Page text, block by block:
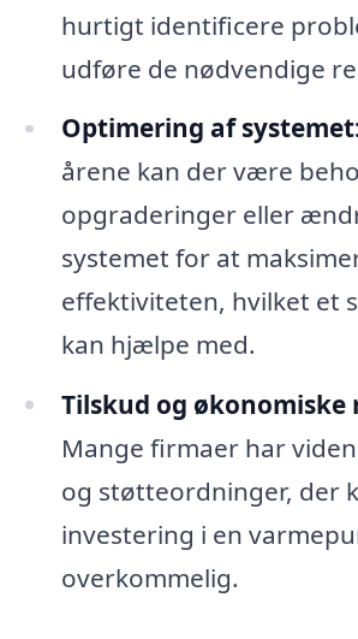
hurtigt identificere
udføre de nødvendige
Optimering af
årene kan der være
opgraderinger eller
systemet for at
effektiviteten, hvilket et
kan hjælpe med.
Tilskud og økonomiske
Mange firmaer har
og støtteordninger, der
investering i en
overkommelig.